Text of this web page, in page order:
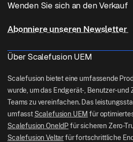
Bedingter Zugang
Fernbedienung
Einzelhandel
Logistik
Helfen Sie Docs
Blog
Newsroom
Careers
Wenden Sie sich an den Verkauf
sales[at]scalefusion.com
NZ: +64-9-888-4315
India: +91-63694-45500
Abonniere unseren Newsletter
Über Scalefusion UEM
Scalefusion bietet eine umfassende
wurde, um das Endgerät-, Benutzer-
Teams zu vereinfachen. Das
umfasst Scalefusion UEM für
Scalefusion OneIdPfür sicheren Zero-
Scalefusion Veltarfür fortschrittliche